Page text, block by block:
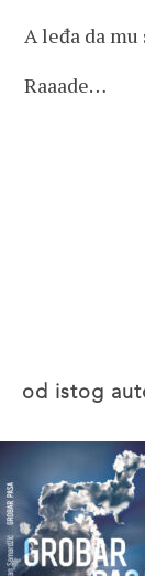
A leđa da
Raaade…
od istog